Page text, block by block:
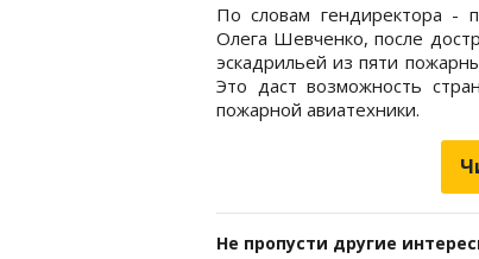
По словам гендиректора -
Олега Шевченко, после
эскадрильей из пяти
Это даст возможность
пожарной авиатехники.
Не пропусти другие